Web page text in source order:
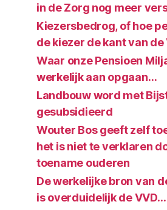
in de Zorg nog meer
Kiezersbedrog, of hoe
de kiezer de kant van
Waar onze Pensioen
werkelijk aan opgaan…
Landbouw word met
gesubsidieerd
Wouter Bos geeft zelf
het is niet te verklaren
toename ouderen
De werkelijke bron van
is overduidelijk de VVD…